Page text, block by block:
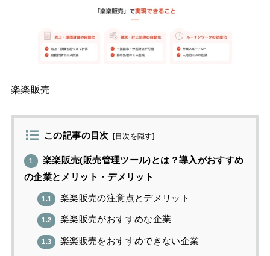
楽楽販売
この記事の目次 [目次を隠す]
1
楽楽販売(販売管理ツール)とは？導入がおすすめ
の企業とメリット・デメリット
1.1 楽楽販売の注意点とデメリット
1.2 楽楽販売がおすすめな企業
1.3 楽楽販売をおすすめできない企業